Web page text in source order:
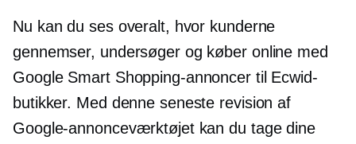
Nu kan du ses overalt, hvor kunderne
gennemser, undersøger og køber online med
Google Smart Shopping-annoncer til Ecwid-
butikker. Med denne seneste revision af
Google-annonceværktøjet kan du tage dine